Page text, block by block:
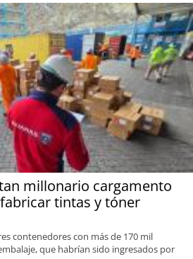
millonario cargamento
tintas y tóner
contenedores con más de 170 mil
que habrían sido ingresados por